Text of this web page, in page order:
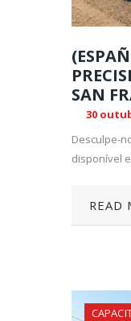
SAN
30
Desculpe-
disponível
READ